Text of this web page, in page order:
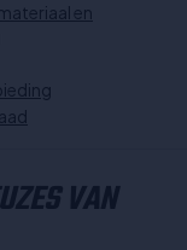
en
VAN